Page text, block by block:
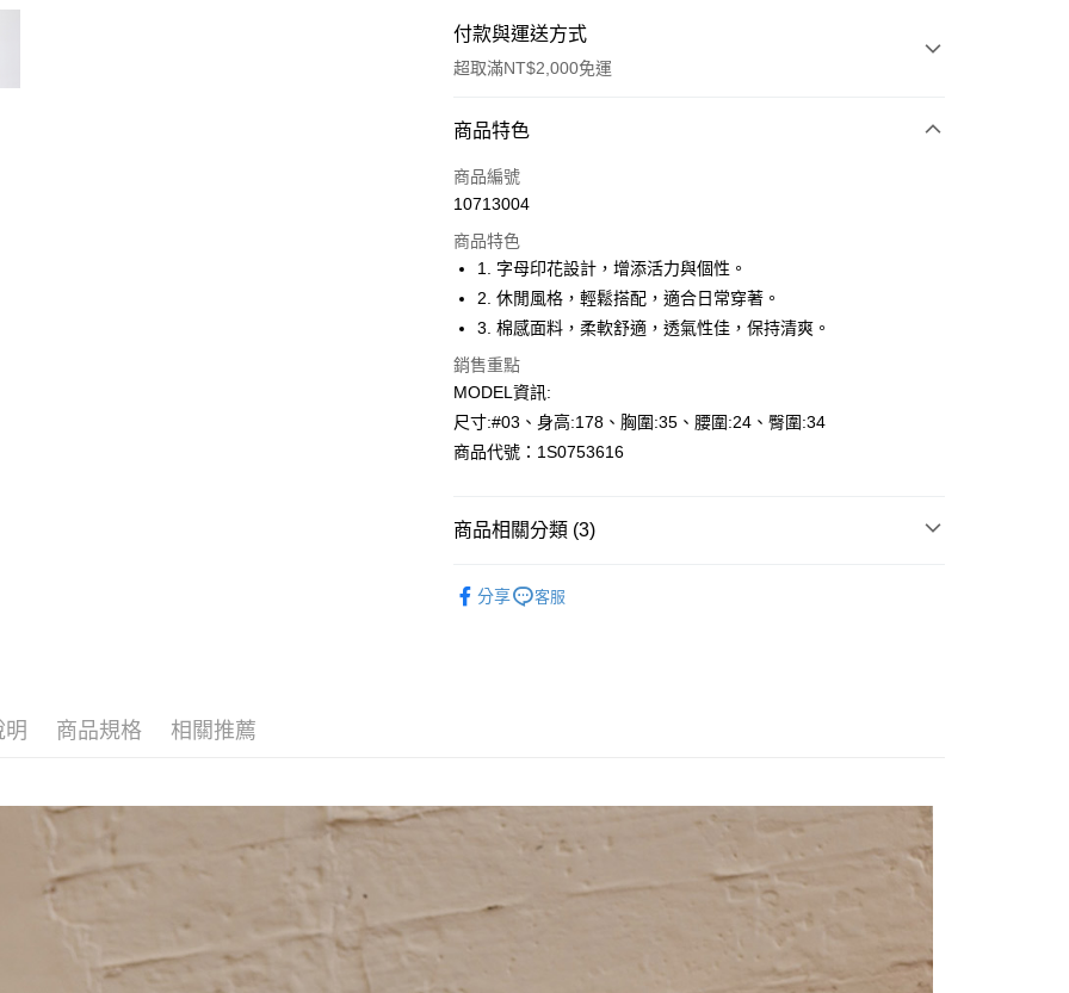
付款與運送方式
超取滿NT$2,000免運
付款方式
信用卡一次付款
LINE Pay
Apple Pay
Google Pay
【關於「AFTEE先享後付」】
１．簡單：不需註冊會員、不需綁卡、不需儲值。
※ 請注意：結帳手續完成當下不需立刻繳費，但若您需要取消訂單，請聯
絡購買商品的店家。未經商家同意取消之訂單仍視為有效，需透過AFTEE
先享後付繳納相關費用。
※ 交易是否成功請以「AFTEE先享後付 」之結帳頁面顯示為準，若有關於
是否繳費成功／繳費後需取消欲退款等相關疑問，請聯繫「AFTEE先享後
https://netprotections.freshdesk.com/support/home
【注意事項】
１．透過由恩沛科技股份有限公司提供之「AFTEE先享後付」服務完成之
運送方式
每筆NT$60，滿NT$2,000(含以上)免運費
付款後7-11取貨---滿2000元免運
每筆NT$60，滿NT$2,000(含以上)免運費
每筆NT$120，滿NT$2,000(含以上)免運費
商品特色
商品編號
10713004
商品特色
1. 字母印花設計，增添活力與個性。
2. 休閒風格，輕鬆搭配，適合日常穿著。
3. 棉感面料，柔軟舒適，透氣性佳，保持清爽。
銷售重點
MODEL資訊:
尺寸:#03、身高:178、胸圍:35、腰圍:24、臀圍:34
商品代號：1S0753616
商品相關分類 (3)
分享 客服
明 商品規格 相關推薦